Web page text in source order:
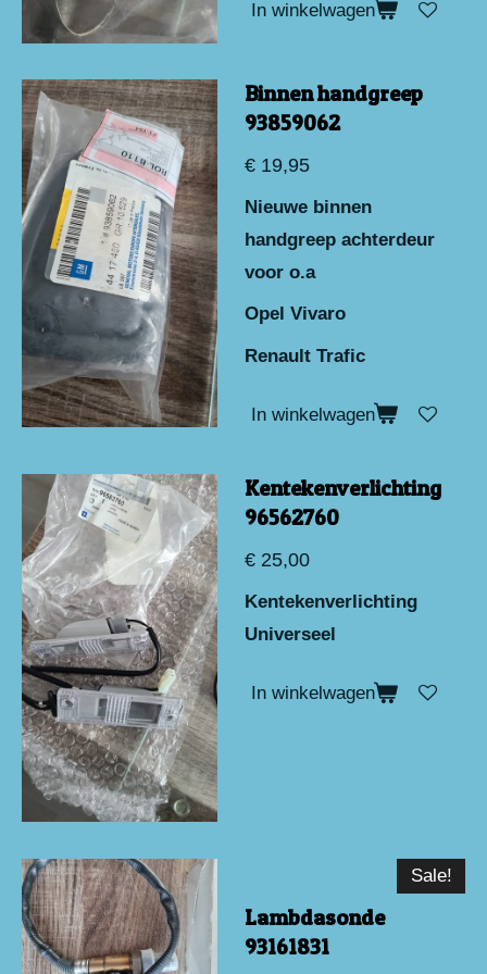
In winkelwagen
Binnen handgreep
93859062
€ 19,95
Nieuwe binnen
handgreep achterdeur
voor o.a
Opel Vivaro
Renault Trafic
In winkelwagen
Kentekenverlichting
96562760
€ 25,00
Kentekenverlichting
Universeel
In winkelwagen
Sale!
Lambdasonde
93161831